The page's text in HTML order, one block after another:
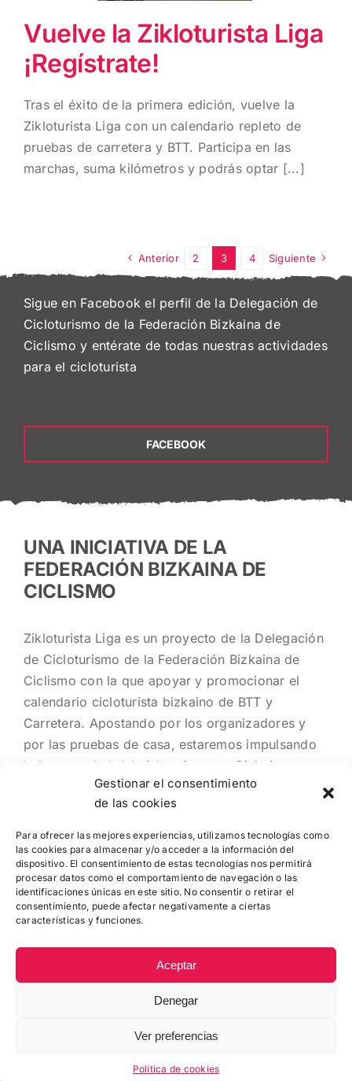
Gestionar el consentimiento
de las cookies
Para ofrecer las mejores experiencias, utilizamos tecnologías como
las cookies para almacenar y/o acceder a la información del
dispositivo. El consentimiento de estas tecnologías nos permitirá
procesar datos como el comportamiento de navegación o las
identificaciones únicas en este sitio. No consentir o retirar el
consentimiento, puede afectar negativamente a ciertas
características y funciones.
Aceptar
Denegar
Ver preferencias
Política de cookies
Vuelve la Zikloturista Liga
¡Regístrate!
Tras el éxito de la primera edición, vuelve la
Zikloturista Liga con un calendario repleto de
pruebas de carretera y BTT. Participa en las
marchas, suma kilómetros y podrás optar [...]
Anterior 2 3 4 Siguiente
Sigue en Facebook el perfil de la Delegación de
Cicloturismo de la Federación Bizkaina de
Ciclismo y entérate de todas nuestras actividades
para el cicloturista
FACEBOOK
UNA INICIATIVA DE LA
FEDERACIÓN BIZKAINA DE
CICLISMO
Zikloturista Liga es un proyecto de la Delegación
de Cicloturismo de la Federación Bizkaina de
Ciclismo con la que apoyar y promocionar el
calendario cicloturista bizkaino de BTT y
Carretera. Apostando por los organizadores y
por las pruebas de casa, estaremos impulsando
la buena salud del cicloturismo en Bizkaia
Zikloturistaliga